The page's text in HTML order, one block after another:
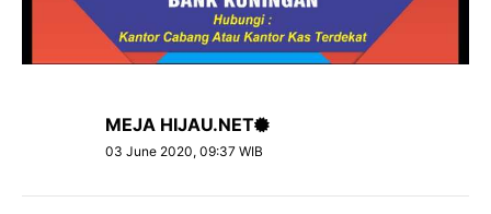
MEJA HIJAU.NET
03 June 2020, 09:37 WIB